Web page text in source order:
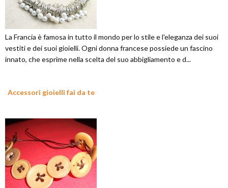
La Francia è famosa in tutto il mondo per lo stile e l'eleganza dei suoi
vestiti e dei suoi gioielli. Ogni donna francese possiede un fascino
innato, che esprime nella scelta del suo abbigliamento e d...
Accessori gioielli fai da te